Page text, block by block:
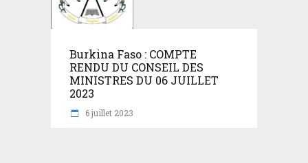
Burkina Faso : COMPTE
RENDU DU CONSEIL DES
MINISTRES DU 06 JUILLET
2023
6 juillet 2023